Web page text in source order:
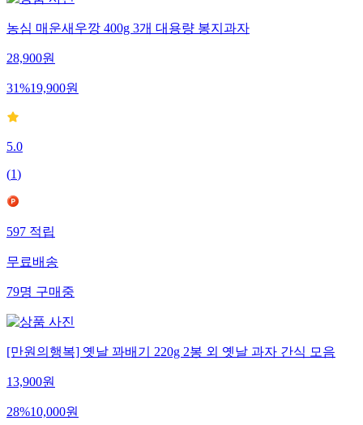
농심 매운새우깡 400g 3개 대용량 봉지과자
28,900원
31%19,900원
5.0
(1)
597적립
무료배송
79명구매중
[만원의행복] 옛날 꽈배기 220g 2봉 외 옛날 과자 간식 모음
13,900원
28%10,000원